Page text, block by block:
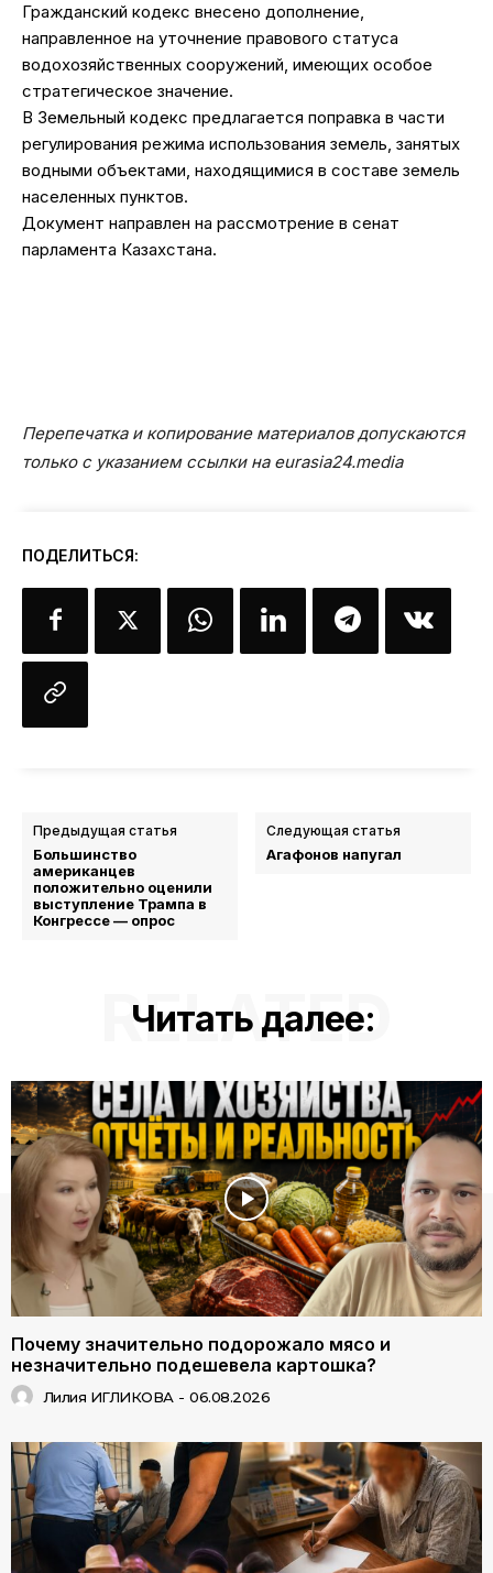
Гражданский кодекс внесено дополнение,
направленное на уточнение правового статуса
водохозяйственных сооружений, имеющих особое
стратегическое значение.
В Земельный кодекс предлагается поправка в части
регулирования режима использования земель, занятых
водными объектами, находящимися в составе земель
населенных пунктов.
Документ направлен на рассмотрение в сенат
парламента Казахстана.
Перепечатка и копирование материалов допускаются
только с указанием ссылки на eurasia24.media
ПОДЕЛИТЬСЯ:
Предыдущая статья
Большинство
американцев
положительно оценили
выступление Трампа в
Конгрессе — опрос
Следующая статья
Агафонов напугал
Читать далее:
RELATED
Почему значительно подорожало мясо и
незначительно подешевела картошка?
Лилия ИГЛИКОВА - 06.08.2026